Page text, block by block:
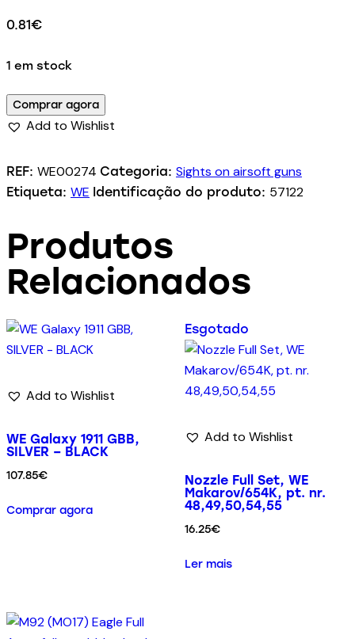
0.81€
1 em stock
Comprar agora
Add to Wishlist
REF: WE00274 Categoria: Sights on airsoft guns
Etiqueta: WE Identificação do produto: 57122
Produtos
Relacionados
Add to Wishlist
WE Galaxy 1911 GBB,
SILVER – BLACK
107.85€
Comprar agora
Esgotado
Add to Wishlist
Nozzle Full Set, WE
Makarov/654K, pt. nr.
48,49,50,54,55
16.25€
Ler mais